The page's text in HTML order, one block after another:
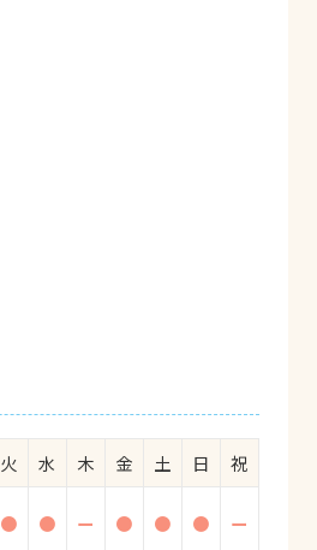
火 水 木 金 土 日
祝
● ● ー ● ● ● ー